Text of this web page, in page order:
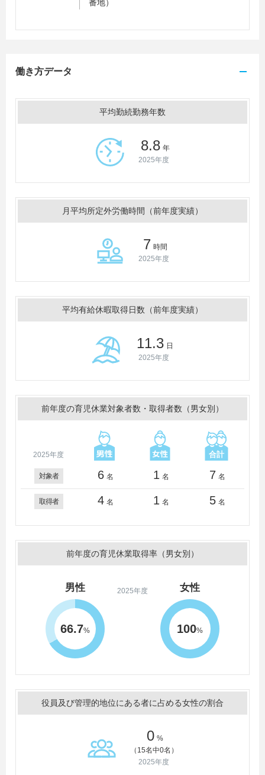
番地）
働き方データ
平均勤続勤務年数
8.8 年
2025年度
月平均所定外労働時間（前年度実績）
7 時間
2025年度
平均有給休暇取得日数（前年度実績）
11.3 日
2025年度
前年度の育児休業対象者数・取得者数（男女別）
2025年度
対象者 6 名 1 名 7 名
取得者 4 名 1 名 5 名
前年度の育児休業取得率（男女別）
2025年度
男性
66.7%
女性
100%
役員及び管理的地位にある者に占める女性の割合
0 %
（15名中0名）
2025年度